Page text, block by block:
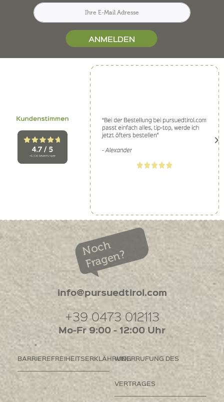
ANMELDEN
Noch
Fragen?
info@pursuedtirol.com
+39 0473 012113
Mo-Fr 9:00 - 12:00 Uhr
BARRIEREFREIHEITSERKLÄHRUNGWIDERRUFUNG DES
VERTRAGES